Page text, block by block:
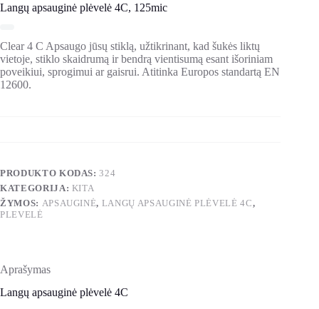
Langų apsauginė plėvelė 4C, 125mic
Clear 4 C Apsaugo jūsų stiklą, užtikrinant, kad šukės liktų
vietoje, stiklo skaidrumą ir bendrą vientisumą esant išoriniam
poveikiui, sprogimui ar gaisrui. Atitinka Europos standartą EN
12600.
PRODUKTO KODAS:324
KATEGORIJA: KITA
ŽYMOS: APSAUGINĖ, LANGŲ APSAUGINĖ PLĖVELĖ 4C,
PLEVELĖ
Aprašymas
Langų apsauginė plėvelė 4C